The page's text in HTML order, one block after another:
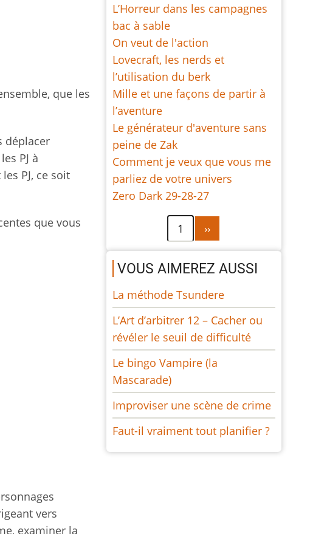
que les
déplacer
PJ à
PJ, ce soit
que vous
vers
examiner la
L’Horreur dans les campagnes
bac à sable
On veut de l'action
Lovecraft, les nerds et
l’utilisation du berk
Mille et une façons de partir à
l’aventure
Le générateur d'aventure sans
peine de Zak
Comment je veux que vous me
parliez de votre univers
Zero Dark 29-28-27
Pagination1
Page
suivante
››
VOUS AIMEREZ AUSSI
La méthode Tsundere
L’Art d’arbitrer 12 – Cacher ou
révéler le seuil de difficulté
Le bingo Vampire (la
Mascarade)
Improviser une scène de crime
Faut-il vraiment tout planifier ?